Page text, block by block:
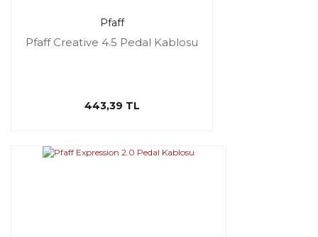
Pfaff
Pfaff Creative 4.5 Pedal Kablosu
443,39 TL